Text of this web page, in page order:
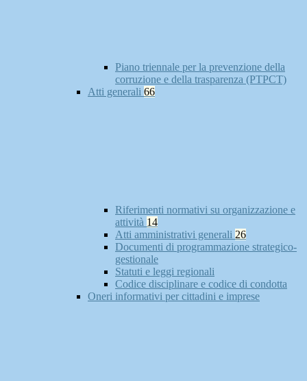
Piano triennale per la prevenzione della
corruzione e della trasparenza (PTPCT)
Atti generali 66
Riferimenti normativi su organizzazione e
attività 14
Atti amministrativi generali 26
Documenti di programmazione strategico-
gestionale
Statuti e leggi regionali
Codice disciplinare e codice di condotta
Oneri informativi per cittadini e imprese